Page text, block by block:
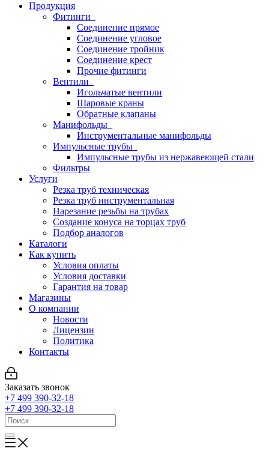
Продукция
Фитинги
Соединение прямое
Соединение угловое
Соединение тройник
Соединение крест
Прочие фитинги
Вентили
Игольчатые вентили
Шаровые краны
Обратные клапаны
Манифольды
Инструментальные манифольды
Импульсные трубы
Импульсные трубы из нержавеющей стали
Фильтры
Услуги
Резка труб техническая
Резка труб инструментальная
Нарезание резьбы на трубах
Создание конуса на торцах труб
Подбор аналогов
Каталоги
Как купить
Условия оплаты
Условия доставки
Гарантия на товар
Магазины
О компании
Новости
Лицензии
Политика
Контакты
Заказать звонок
+7 499 390-32-18
+7 499 390-32-18